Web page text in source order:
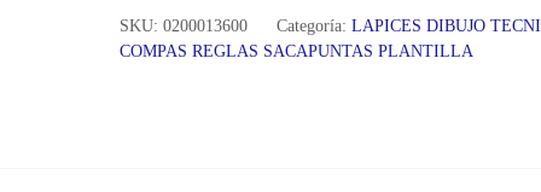
SKU: 0200013600 Categoría: LAPICES DIBUJO
COMPAS REGLAS SACAPUNTAS PLANTILLA